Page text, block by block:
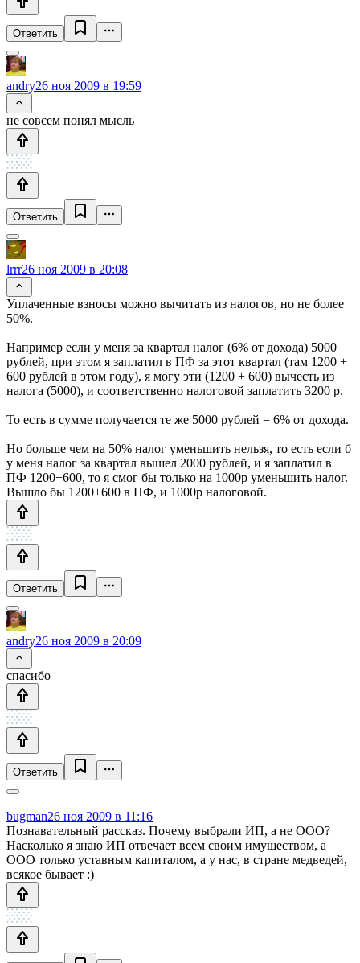
Ответить
andry26 ноя 2009 в 19:59
не совсем понял мысль
Ответить
lrrr26 ноя 2009 в 20:08
Уплаченные взносы можно вычитать из налогов, но не более
50%.
Например если у меня за квартал налог (6% от дохода) 5000
рублей, при этом я заплатил в ПФ за этот квартал (там 1200 +
600 рублей в этом году), я могу эти (1200 + 600) вычесть из
налога (5000), и соответственно налоговой заплатить 3200 р.
То есть в сумме получается те же 5000 рублей = 6% от дохода.
Но больше чем на 50% налог уменьшить нельзя, то есть если б
у меня налог за квартал вышел 2000 рублей, и я заплатил в
ПФ 1200+600, то я смог бы только на 1000р уменьшить налог.
Вышло бы 1200+600 в ПФ, и 1000р налоговой.
Ответить
andry26 ноя 2009 в 20:09
спасибо
Ответить
bugman26 ноя 2009 в 11:16
Познавательный рассказ. Почему выбрали ИП, а не ООО?
Насколько я знаю ИП отвечает всем своим имуществом, а
ООО только уставным капиталом, а у нас, в стране медведей,
всякое бывает :)